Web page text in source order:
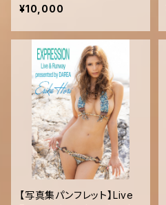
書）（ソフトカバーブック）
¥10,000
【写真集パンフレット】Live